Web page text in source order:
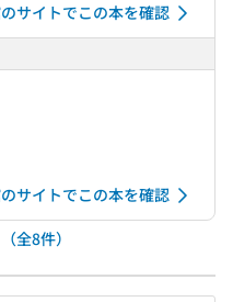
サイトでこの本を確認
サイトでこの本を確認
全8件）